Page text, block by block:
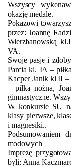
Wszyscy
okazję medale.
Pokazowi
przez: Joannę
Wierzbanowską
VA.
Swoje pasje i
Parcia kl. IA –
Kacper Janik kl.II –
– piłka nożna,
gimnastyczne.
W konkursie SU
klasy pierwsze,
i magnesiki..
Podsumowaniem
modowych.
Imprezę
byli: Anna